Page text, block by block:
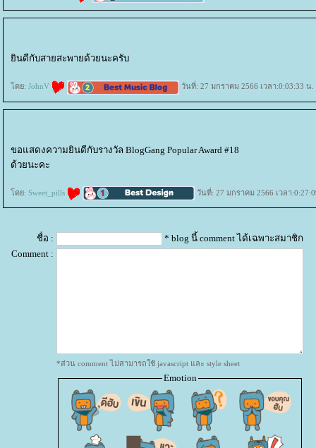
ินดีกับสายสะพายด้วยนะครับ
ดย: JohnV วันที่: 27 มกราคม 2566 เวลา:0:03:33 น.
ขอแสดงความยินดีกับรางวัล BlogGang Popular Award #18
ด้วยนะคะ
ดย: Sweet_pills วันที่: 27 มกราคม 2566 เวลา
ชื่อ :
* blog นี้ comment ได้เฉพาะสมาชิก
Comment :
*ส่วน comment ไม่สามารถใช้ javascript และ style sheet
Emotion